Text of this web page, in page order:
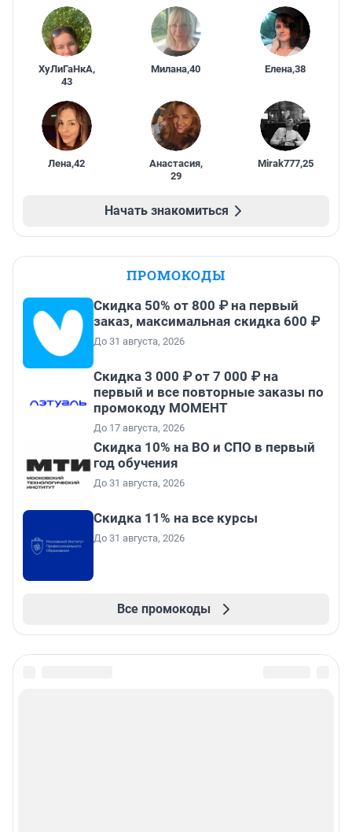
ХуЛиГаНкА,
43
Милана,40 Елена,38
Лена,42 Анастасия,
29
Mirak777,25
Начать знакомиться
ПРОМОКОДЫ
Скидка 50% от 800 ₽ на первый
заказ, максимальная скидка 600 ₽
До 31 августа, 2026
Скидка 3 000 ₽ от 7 000 ₽ на
первый и все повторные заказы по
промокоду МОМЕНТ
До 17 августа, 2026
Скидка 10% на ВО и СПО в первый
год обучения
До 31 августа, 2026
Скидка 11% на все курсы
До 31 августа, 2026
Все промокоды